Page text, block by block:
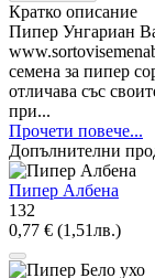
Кратко описание
Пипер Унгариан
семена за пипер
отличава със
при...
Прочети повече...
Допълнителни
Пипер Албена
132
0,77 € (1,51лв.)